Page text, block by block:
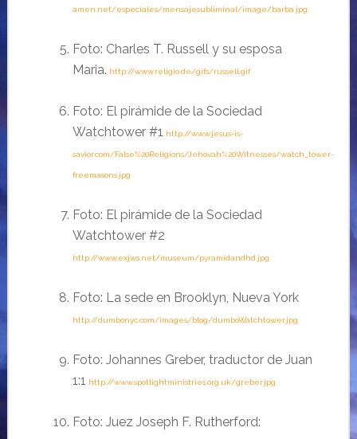
amen.net/especiales/mensajesubliminal/image/barba.jpg
Foto: Charles T. Russell y su esposa
Maria. http://www.religio.de/gifs/russell.gif
Foto: El pirámide de la Sociedad
Watchtower #1 http://www.jesus-is-
savior.com/False%20Religions/Jehovah%20Witnesses/watch_tower-
freemasons.jpg
Foto: El pirámide de la Sociedad
Watchtower #2
http://www.exjws.net/museum/pyramidandhd.jpg
Foto: La sede en Brooklyn, Nueva York
http://dumbonyc.com/images/blog/dumboWatchtower.jpg
Foto: Johannes Greber, traductor de Juan
1:1 http://www.spotlightministries.org.uk/greber.jpg
Foto: Juez Joseph F. Rutherford: